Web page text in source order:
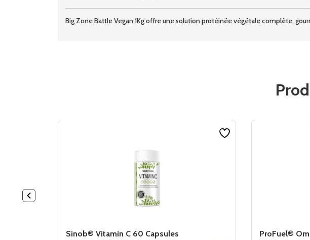
Big Zone Battle Vegan 1Kg offre une solution protéinée végétale complète,
Sinob® Vitamin C 60 Capsules ProFuel®